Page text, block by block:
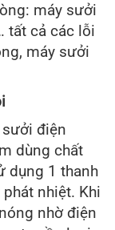
máy sưởi
tất cả các lỗi
máy sưởi
sưởi điện
dùng chất
dụng 1 thanh
nhiệt. Khi
nhờ điện